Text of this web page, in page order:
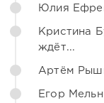
Юлия
Кристина
ждёт...
Артём
Егор